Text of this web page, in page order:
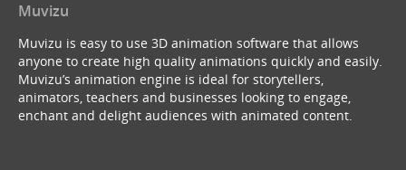
Muvizu
Muvizu is easy to use 3D animation software that allows
anyone to create high quality animations quickly and easily.
Muvizu’s animation engine is ideal for storytellers,
animators, teachers and businesses looking to engage,
enchant and delight audiences with animated content.